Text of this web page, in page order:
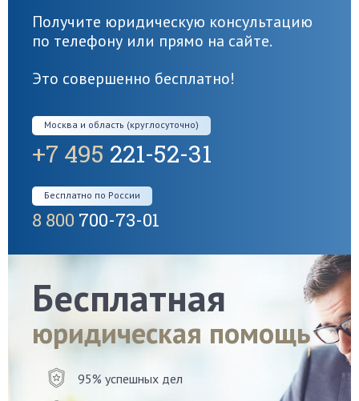
Получите юридическую консультацию
по телефону или прямо на сайте.
Это совершенно бесплатно!
Москва и область (круглосуточно)
+7 495 221-52-31
Бесплатно по России
8 800 700-73-01
Бесплатная
юридическая помощь
95% успешных дел